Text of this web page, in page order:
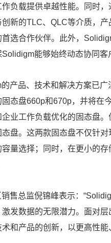
作负载提供卓越性能。同时
新的TLC、QLC等介质，
选合作伙伴。此外，
能够始终动态协同客
产品、技术和解决方案已
态盘660p和670p，并将在
企业工作负载优化的固态盘
盘。这两款固态盘不仅针
量选择；同时，在更小的
售总监倪锦峰表示：
发数据的无限潜力。面对
术和产品的创新，以更高性